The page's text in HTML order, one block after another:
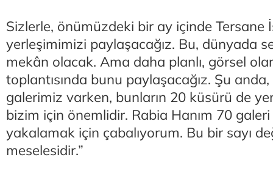
Sizlerle, önümüzdeki bir ay içinde Tersane
yerleşimimizi paylaşacağız. Bu, dünyada
mekân olacak. Ama daha planlı, görsel
toplantısında bunu paylaşacağız. Şu
galerimiz varken, bunların 20 küsürü de
bizim için önemlidir. Rabia Hanım 70
yakalamak için çabalıyorum. Bu bir sayı
meselesidir.”